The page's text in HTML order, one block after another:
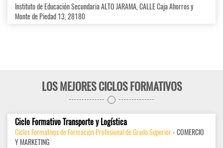
Instituto de Educación Secundaria ALTO JARAMA, CALLE Caja Ahorros y
Monte de Piedad 13, 28180
LOS MEJORES CICLOS FORMATIVOS
Ciclo Formativo Transporte y Logística
Ciclos Formativos de Formación Profesional de Grado Superior- COMERCIO
Y MARKETING